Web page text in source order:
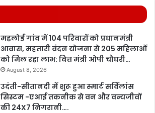
महलोई गांव में 104 परिवारों को प्रधानमंत्री
आवास, महतारी वंदन योजना से 205 महिलाओं
को मिल रहा लाभ: वित्त मंत्री ओपी चौधरी…
August 8, 2026
उदंती-सीतानदी में शुरू हुआ स्मार्ट सर्विलांस
सिस्टम -एआई तकनीक से वन और वन्यजीवों
की 24X7 निगरानी….